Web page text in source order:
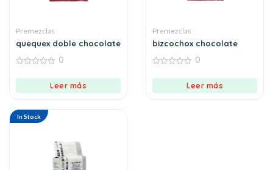
Premezclas
quequex doble chocolate
out
5
0
Leer más
Premezclas
bizcochox chocolate
out
5
0
Leer más
In Stock